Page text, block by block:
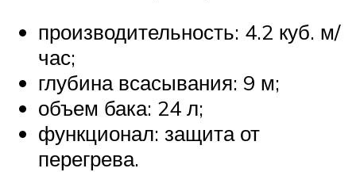
производительность: 4.2 куб. м/
час;
глубина всасывания: 9 м;
объем бака: 24 л;
функционал: защита от
перегрева.